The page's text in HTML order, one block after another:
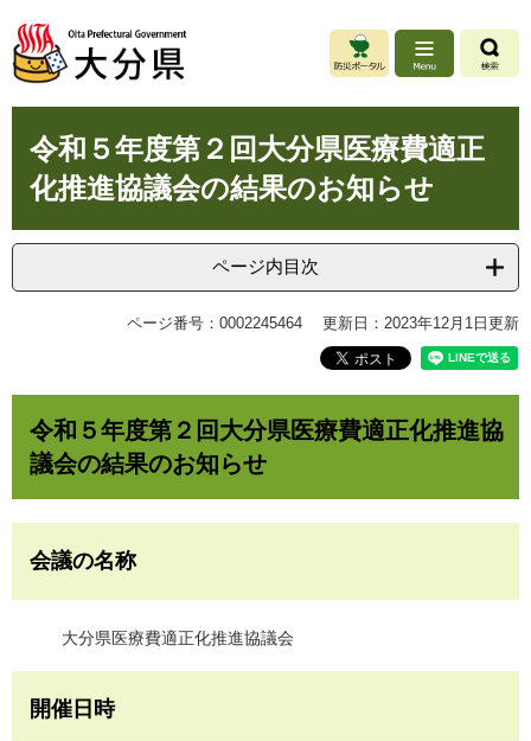
ジ
先
ュ
を
本
へ
令和５年度第２回大分県医療費適正
化推進協議会の結果のお知らせ
ページ内目次
ページ番号：0002245464 更新日：2023年12月1日更新
令和５年度第２回大分県医療費適正化推進協
議会の結果のお知らせ
会議の名称
大分県医療費適正化推進協議会
開催日時